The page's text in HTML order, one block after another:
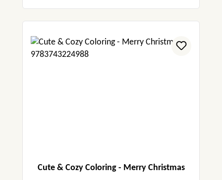
Cute & Cozy Coloring - Merry Christmas